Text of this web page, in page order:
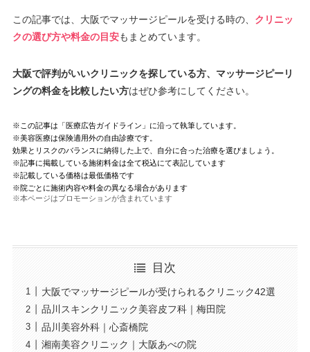
この記事では、大阪でマッサージピールを受ける時の、 クリニッ
クの選び方や料金の目安もまとめています。
大阪で評判がいいクリニックを探している方、マッサージピーリ
ングの料金を比較したい方はぜひ参考にしてください。
※この記事は「医療広告ガイドライン」に沿って執筆しています。
※美容医療は保険適用外の自由診療です。
効果とリスクのバランスに納得した上で、自分に合った治療を選びましょう。
※記事に掲載している施術料金は全て税込にて表記しています
※記載している価格は最低価格です
※院ごとに施術内容や料金の異なる場合があります
※本ページはプロモーションが含まれています
目次
大阪でマッサージピールが受けられるクリニック42選
品川スキンクリニック美容皮フ科｜梅田院
品川美容外科｜心斎橋院
湘南美容クリニック｜大阪あべの院